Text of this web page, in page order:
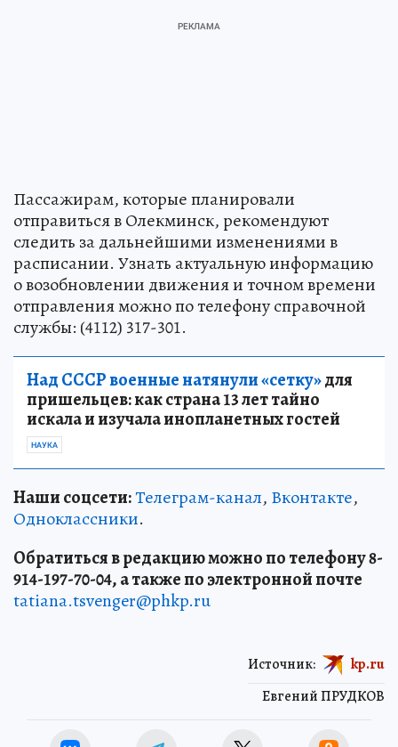
Пассажирам, которые планировали
отправиться в Олекминск, рекомендуют
следить за дальнейшими изменениями в
расписании. Узнать актуальную информацию
о возобновлении движения и точном времени
отправления можно по телефону справочной
службы: (4112) 317-301.
Над СССР военные натянули «сетку»для
пришельцев: как страна 13 лет тайно
искала и изучала инопланетных гостей
НАУКА
Наши соцсети:Телеграм-канал, Вконтакте,
Одноклассники.
Обратиться в редакцию можно по телефону 8-
914-197-70-04, а также по электронной почте
tatiana.tsvenger@phkp.ru
Евгений ПРУДКОВ
Источник: kp.ru